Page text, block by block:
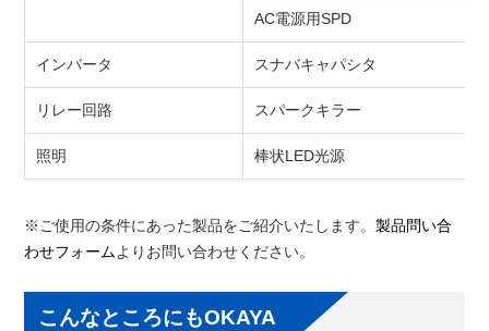
AC電源用SPD
インバータ スナバキャパシタ
リレー回路 スパークキラー
照明 棒状LED光源
※ご使用の条件にあった製品をご紹介いたします。製品問い合
わせフォームよりお問い合わせください。
こんなところにもOKAYA